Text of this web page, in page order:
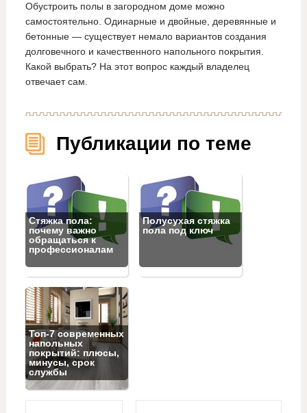
Обустроить полы в загородном доме можно
самостоятельно. Одинарные и двойные, деревянные и
бетонные — существует немало вариантов создания
долговечного и качественного напольного покрытия.
Какой выбрать? На этот вопрос каждый владелец
отвечает сам.
Публикации по теме
Стяжка пола:
почему важно
обращаться к
профессионалам
Полусухая стяжка
пола под ключ
Топ‑7 современных
напольных
покрытий: плюсы,
минусы, срок
службы